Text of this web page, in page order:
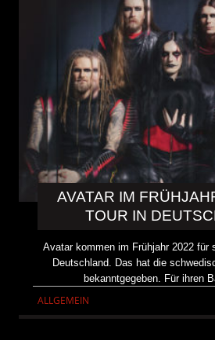
AVATAR IM
TOUR IN
Avatar kommen im Frühjahr 2022 für
Deutschland. Das hat die
bekanntgegeben. Für ihren
ALLGEMEIN